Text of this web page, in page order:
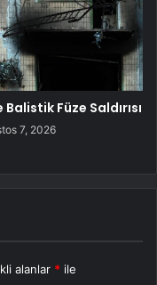
Balistik Füze Saldırısı
7, 2026
alanlar * ile